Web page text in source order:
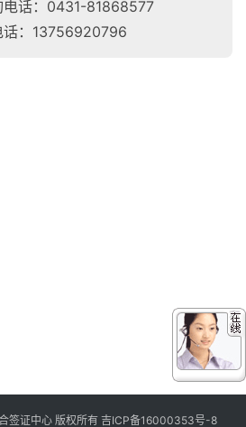
电话：0431-81868577
话：13756920796
签证中心 版权所有 吉ICP备16000353号-8